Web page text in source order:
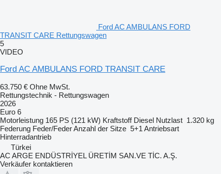
Ford AC AMBULANS FORD
TRANSIT CARE Rettungswagen
5
VIDEO
Ford AC AMBULANS FORD TRANSIT CARE
63.750 € Ohne MwSt.
Rettungstechnik - Rettungswagen
2026
Euro 6
Motorleistung 165 PS (121 kW) Kraftstoff Diesel Nutzlast 1.320 kg
Federung Feder/FederAnzahl der Sitze 5+1 Antriebsart
Hinterradantrieb
Türkei
AC ARGE ENDÜSTRİYEL ÜRETİM SAN.VE TİC. A.Ş.
Verkäufer kontaktieren